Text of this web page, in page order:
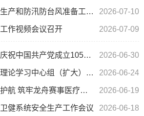
刘洪洁在督导安全生产和防汛防台风准备工作时强调 抓实抓细各项措施 确保人民群众生命财产安全 2026-07-10
作视频会议召开 2026-07-09
市直卫健系统召开庆祝中国共产党成立105周年大会暨党课报告会 2026-06-30
市卫健委召开党组理论学习中心组（扩大）学习会暨集中交流研讨会 2026-06-24
市卫健委全程驻守护航 筑牢龙舟赛事医疗安全防线 2026-06-19
健系统安全生产工作会议 2026-06-18